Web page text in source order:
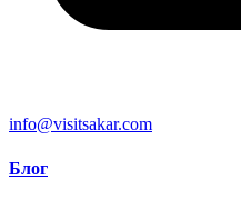
info@visitsakar.com
Блог